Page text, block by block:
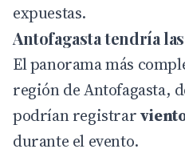
expuestas.
Antofagasta tendría
El panorama más
región de Antofagasta,
podrían registrar
durante el evento.